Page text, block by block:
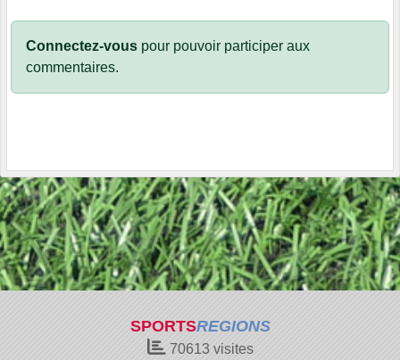
Connectez-vous pour pouvoir participer aux
commentaires.
SPORTSREGIONS
70613visites